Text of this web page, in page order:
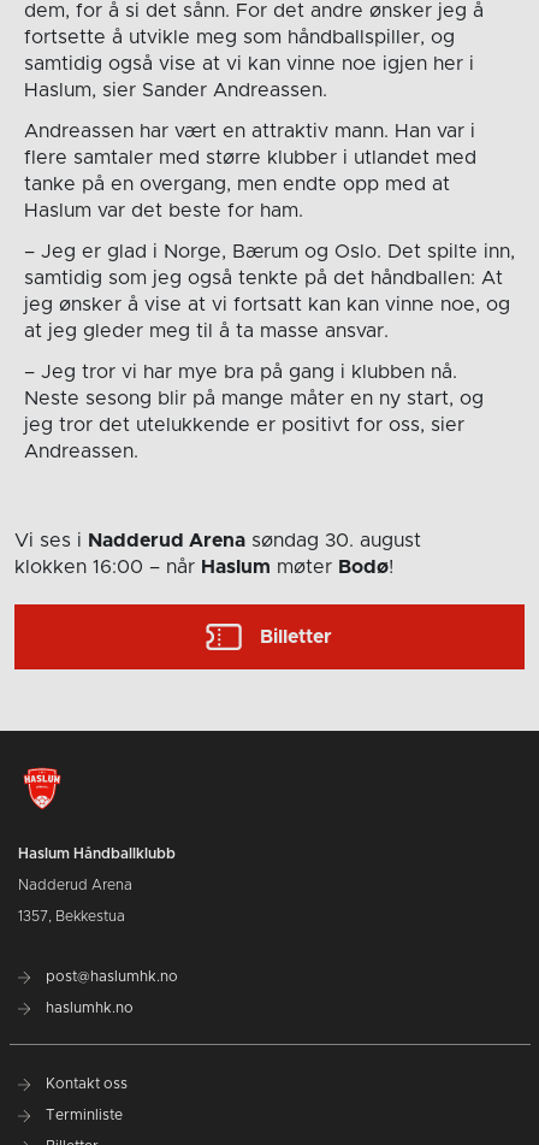
dem, for å si det sånn. For det andre ønsker jeg å
fortsette å utvikle meg som håndballspiller, og
samtidig også vise at vi kan vinne noe igjen her i
Haslum, sier Sander Andreassen.
Andreassen har vært en attraktiv mann. Han var i
flere samtaler med større klubber i utlandet med
tanke på en overgang, men endte opp med at
Haslum var det beste for ham.
– Jeg er glad i Norge, Bærum og Oslo. Det spilte inn,
samtidig som jeg også tenkte på det håndballen: At
jeg ønsker å vise at vi fortsatt kan kan vinne noe, og
at jeg gleder meg til å ta masse ansvar.
– Jeg tror vi har mye bra på gang i klubben nå.
Neste sesong blir på mange måter en ny start, og
jeg tror det utelukkende er positivt for oss, sier
Andreassen.
Vi ses i Nadderud Arena søndag 30. august
klokken 16:00 – når Haslum møter Bodø!
Billetter
Haslum Håndballklubb
Nadderud Arena
1357, Bekkestua
post@haslumhk.no
haslumhk.no
Kontakt oss
Terminliste